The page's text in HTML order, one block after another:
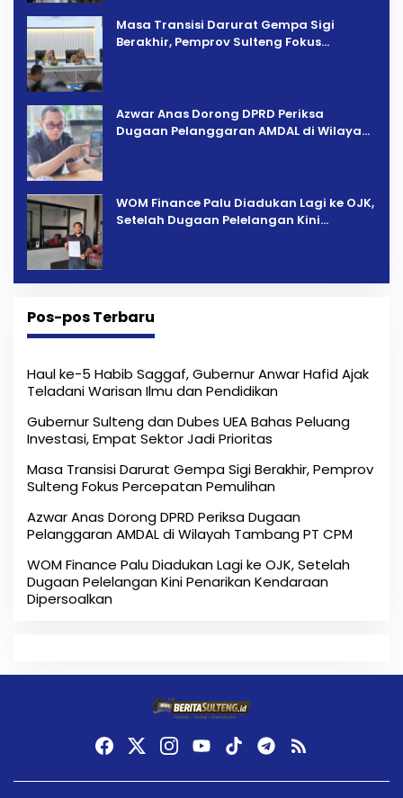
Masa Transisi Darurat Gempa Sigi
Berakhir, Pemprov Sulteng Fokus
Azwar Anas Dorong DPRD Periksa
Dugaan Pelanggaran AMDAL di Wilayah
‎WOM Finance Palu Diadukan Lagi ke OJK,
Setelah Dugaan Pelelangan Kini
Pos-pos Terbaru
Haul ke-5 Habib Saggaf, Gubernur Anwar Hafid Ajak
Teladani Warisan Ilmu dan Pendidikan
Gubernur Sulteng dan Dubes UEA Bahas Peluang
Investasi, Empat Sektor Jadi Prioritas
Masa Transisi Darurat Gempa Sigi Berakhir, Pemprov
Sulteng Fokus Percepatan Pemulihan
Azwar Anas Dorong DPRD Periksa Dugaan
Pelanggaran AMDAL di Wilayah Tambang PT CPM
‎WOM Finance Palu Diadukan Lagi ke OJK, Setelah
Dugaan Pelelangan Kini Penarikan Kendaraan
Dipersoalkan ‎